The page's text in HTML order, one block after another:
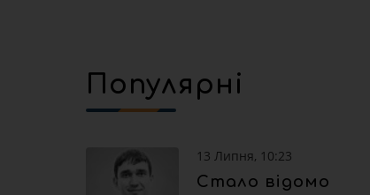
Популярні
13 Липня, 10:23
Стало відомо